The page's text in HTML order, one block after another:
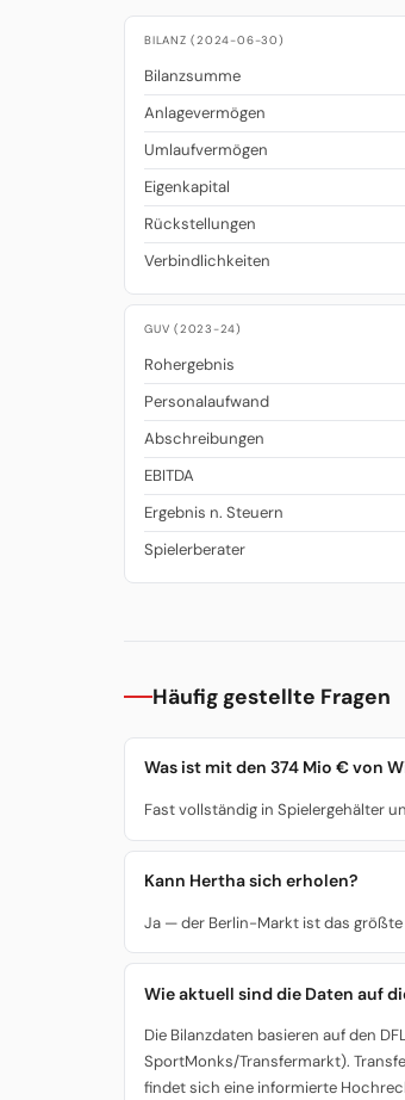
BILANZ (2024-06-30)
Bilanzsumme
Anlagevermögen
Umlaufvermögen
Eigenkapital
Rückstellungen
Verbindlichkeiten
GUV (2023-24)
Rohergebnis
Personalaufwand
Abschreibungen
EBITDA
Ergebnis n. Steuern
Spielerberater
Häufig gestellte Fragen
Was ist mit den 374 Mio € von
Fast vollständig in Spielergehälter
Kann Hertha sich erholen?
Ja — der Berlin-Markt ist das größte
Wie aktuell sind die Daten auf
Die Bilanzdaten basieren auf den
SportMonks/Transfermarkt).
findet sich eine informierte